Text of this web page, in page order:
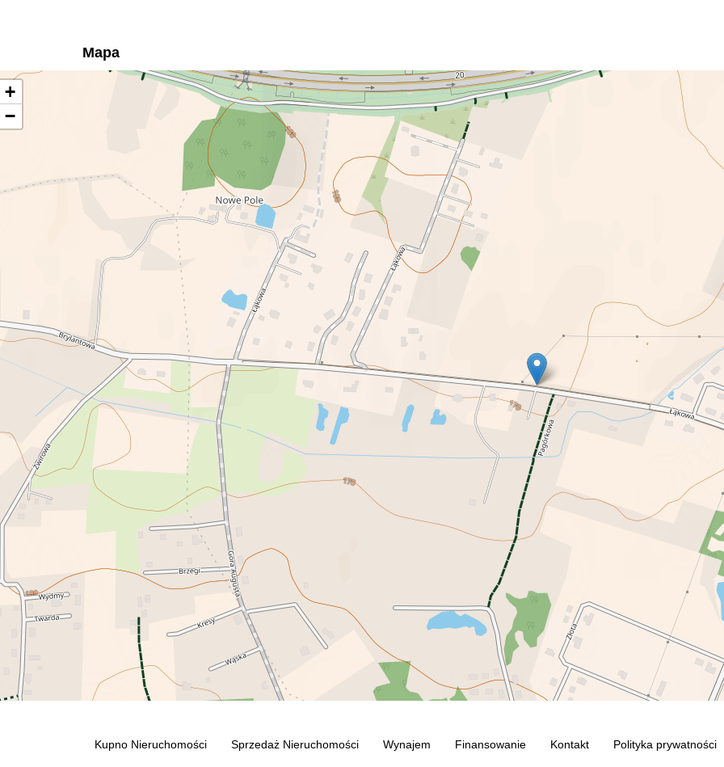
Mapa
+
−
Kupno Nieruchomości Sprzedaż Nieruchomości Wynajem Finansowanie Kontakt Polityka prywatności